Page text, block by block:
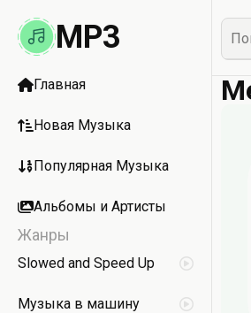
MP3
Главная
Новая Музыка
Популярная Музыка
Альбомы и Артисты
Жанры
Slowed and Speed Up
Музыка в машину